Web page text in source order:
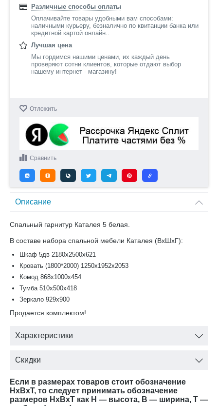
Различные способы оплаты
Оплачивайте товары удобными вам способами:
наличными курьеру, безналично по квитанции банка или
кредитной картой онлайн..
Лучшая цена
Мы гордимся нашими ценами, их каждый день
проверяют сотни клиентов, которые отдают выбор
нашему интернет - магазину!
Отложить
Сравнить
Описание
Спальный гарнитур Каталея 5 белая.
В составе набора спальной мебели Каталея (ВхШхГ):
Шкаф 5дв 2180х2500х621
Кровать (1800*2000) 1250х1952х2053
Комод 868х1000х454
Тумба 510х500х418
Зеркало 929х900
Продается комплектом!
Характеристики
Скидки
Если в размерах товаров стоит обозначение
HxBxT, то следует принимать обозначение
размеров HxBxT как H — высота, B — ширина, T —